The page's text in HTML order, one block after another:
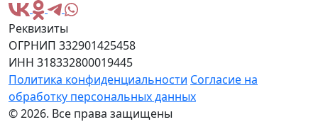
Реквизиты
ОГРНИП 332901425458
ИНН 318332800019445
Политика конфиденциальности Согласие на
обработку персональных данных
© 2026. Все права защищены